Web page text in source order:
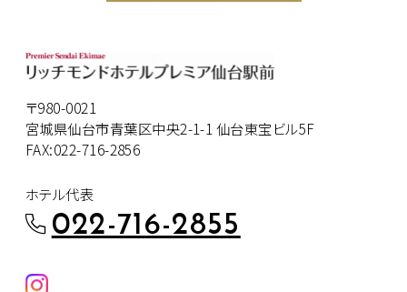
〒980-0021
宮城県仙台市青葉区中央2-1-1 仙台東宝ビル5F
FAX:022-716-2856
ホテル代表
022-716-2855